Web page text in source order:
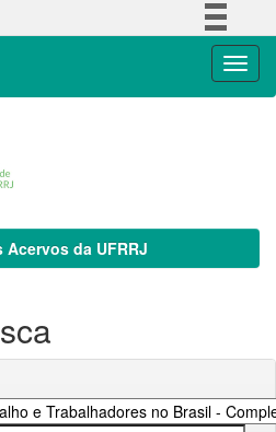
da UFRRJ